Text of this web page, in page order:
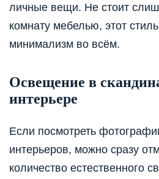
личные вещи. Не стоит
комнату мебелью, этот
минимализм во всём.
Освещение в
интерьере
Если посмотреть
интерьеров, можно сразу
количество естественного